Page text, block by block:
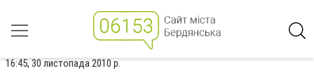
16:45, 30 листопада 2010 р.